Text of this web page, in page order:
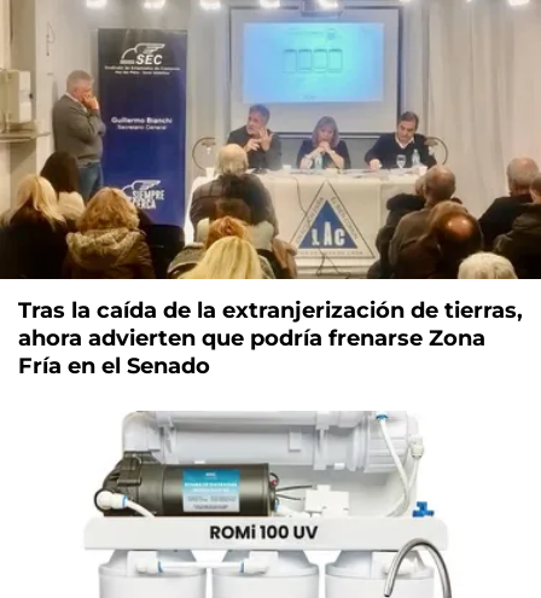
Tras la caída de la extranjerización de tierras,
ahora advierten que podría frenarse Zona
Fría en el Senado